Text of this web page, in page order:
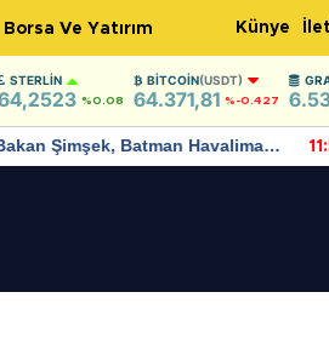
Borsa Ve Yatırım Künye
STERLIN
%0.08
BITCOIN(USDT)
64.371,81 %-0.427
Şimşek, Batman Havalimanı
umut verici açıklamalarda